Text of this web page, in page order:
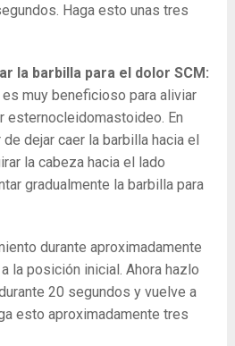
Haga esto unas tres
la barbilla para el dolor SCM:
muy beneficioso para aliviar
esternocleidomastoideo. En
dejar caer la barbilla hacia el
la cabeza hacia el lado
gradualmente la barbilla para
durante aproximadamente
la posición inicial. Ahora hazlo
20 segundos y vuelve a
esto aproximadamente tres